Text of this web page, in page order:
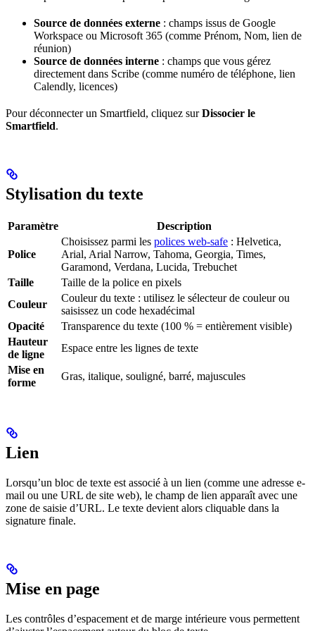
Source de données externe : champs issus de Google
Workspace ou Microsoft 365 (comme Prénom, Nom, lien de
réunion)
Source de données interne : champs que vous gérez
directement dans Scribe (comme numéro de téléphone, lien
Calendly, licences)
Pour déconnecter un Smartfield, cliquez surDissocier le
Smartfield.
Stylisation du texte
Paramètre Description
Police
Choisissez parmi les polices web-safe : Helvetica,
Arial, Arial Narrow, Tahoma, Georgia, Times,
Garamond, Verdana, Lucida, Trebuchet
Taille
Taille de la police en pixels
Couleur
Couleur du texte : utilisez le sélecteur de couleur ou
saisissez un code hexadécimal
Opacité
Transparence du texte (100 % = entièrement visible)
Hauteur
de ligne
Espace entre les lignes de texte
Mise en
forme
Gras, italique, souligné, barré, majuscules
Lien
Lorsqu’un bloc de texte est associé à un lien (comme une adresse e-
mail ou une URL de site web), le champ de lien apparaît avec une
zone de saisie d’URL. Le texte devient alors cliquable dans la
signature finale.
Mise en page
Les contrôles d’espacement et de marge intérieure vous permettent